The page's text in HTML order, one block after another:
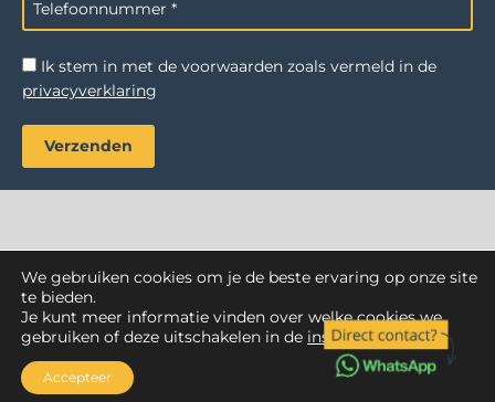
Ik stem in met de voorwaarden zoals vermeld in de
privacyverklaring
AZ Reiniging. Alle rechten voorbehouden.
Webdesign Vanoo Media Privacyverklaring Sitemap
We gebruiken cookies om je de beste ervaring op onze site
te bieden.
Je kunt meer informatie vinden over welke cookies we
gebruiken of deze uitschakelen in de instellingen.
Accepteer